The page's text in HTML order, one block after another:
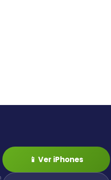
📱 Ver iPhones